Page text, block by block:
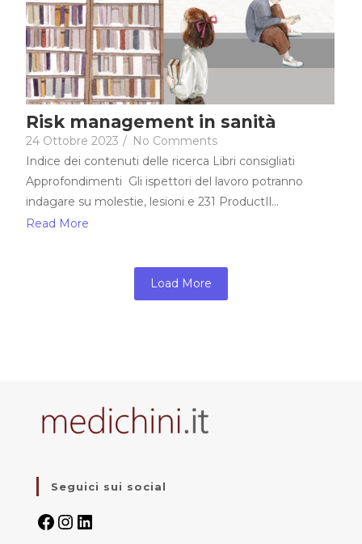
Risk management in sanità
24 Ottobre 2023 / No Comments
Indice dei contenuti delle ricerca Libri consigliati
Approfondimenti Gli ispettori del lavoro potranno
indagare su molestie, lesioni e 231 ProductIl...
Read More
Load More
Seguici sui social